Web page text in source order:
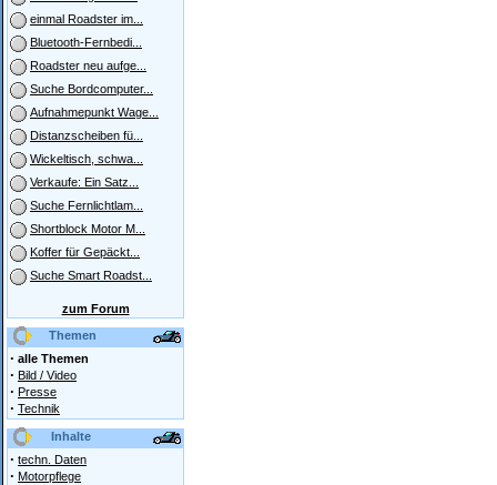
einmal Roadster im...
Bluetooth-Fernbedi...
Roadster neu aufge...
Suche Bordcomputer...
Aufnahmepunkt Wage...
Distanzscheiben fü...
Wickeltisch, schwa...
Verkaufe: Ein Satz...
Suche Fernlichtlam...
Shortblock Motor M...
Koffer für Gepäckt...
Suche Smart Roadst...
zum Forum
Themen
· alle Themen
· Bild / Video
· Presse
· Technik
Inhalte
· techn. Daten
· Motorpflege